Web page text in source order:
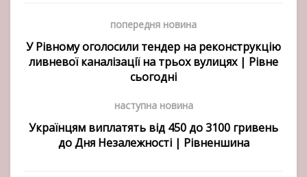
попередня новина
У Рівному оголосили тендер на реконструкцію
ливневої каналізації на трьох вулицях | Рівне
сьогодні
наступна новина
Українцям виплатять від 450 до 3100 гривень
до Дня Незалежності | Рівненшина